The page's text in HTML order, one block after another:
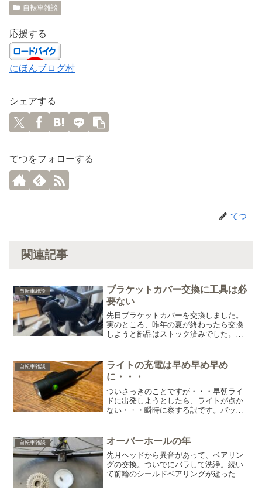
自転車雑談
応援する
にほんブログ村
シェアする
てつをフォローする
てつ
関連記事
自転車雑談
ブラケットカバー交換に工具は必
要ない
先日ブラケットカバーを交換しました。
実のところ、昨年の夏が終わったら交換
しようと部品はストック済みでした。で
に引っ越してきたら、夏でも湿度が低い
からペタペタしない・・・...
自転車雑談
ライトの充電は早め早め早め
に・・・
ついさっきのことですが・・・早朝ライ
ドに出発しようとしたら、ライトが点か
ない・・・瞬時に察する訳です。バッテ
顔を洗って、着替えて、自転車持って玄
関出て鍵閉めて、ライ...
自転車雑談 オーバーホールの年
先月ヘッドから異音があって、ベアリン
グの交換。ついでにバラして洗浄。続い
て前輪のシールドベアリングが逝ったの